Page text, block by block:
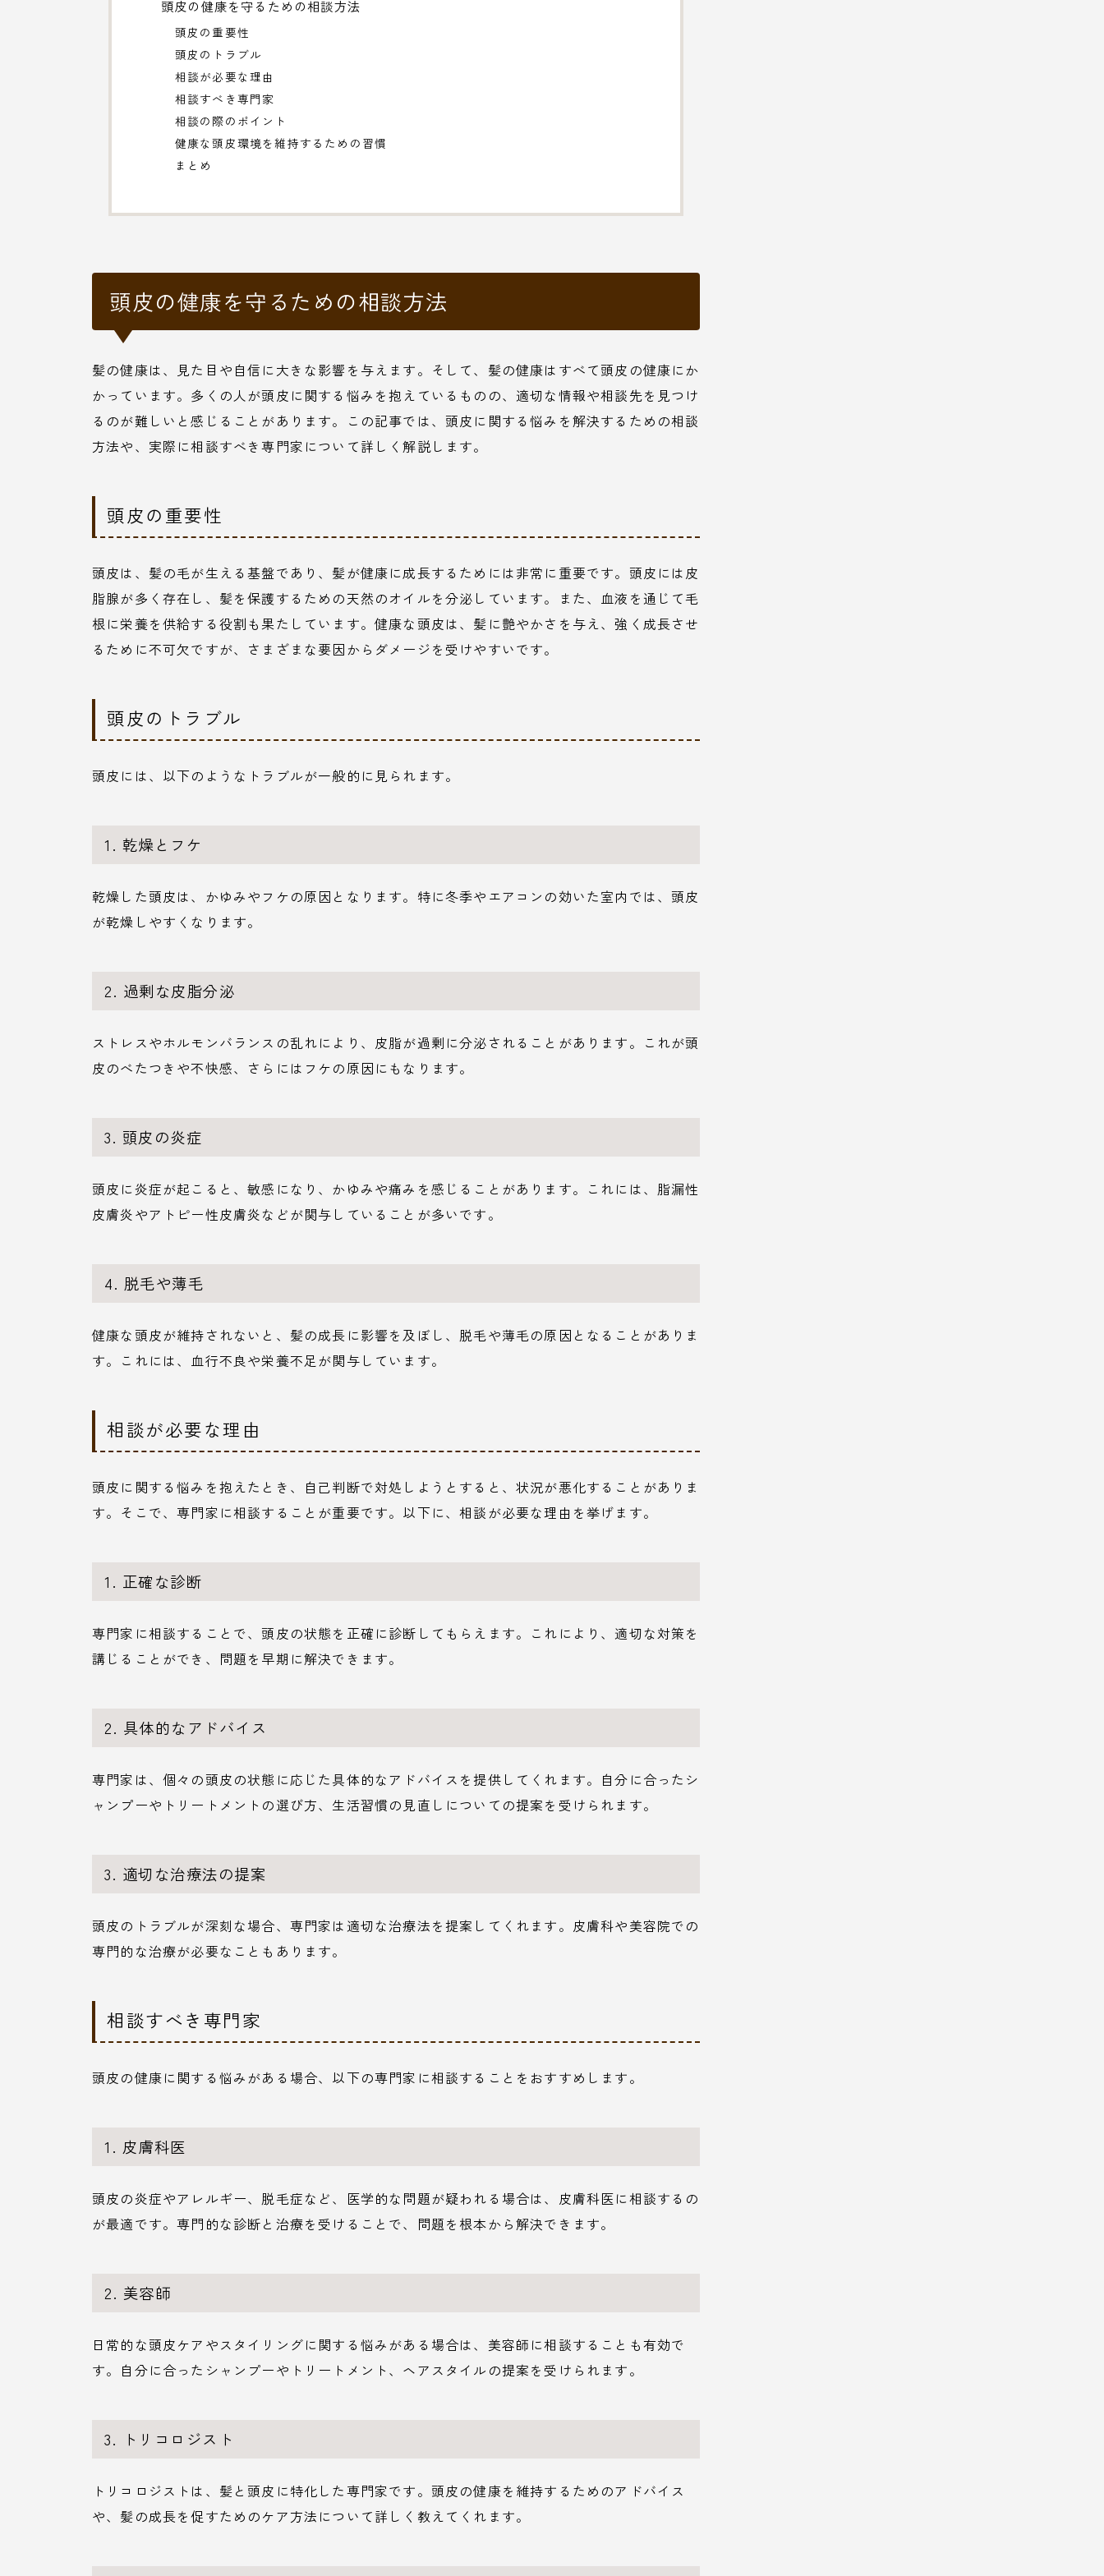
頭皮の健康を守るための相談方法
頭皮の重要性
頭皮のトラブル
相談が必要な理由
相談すべき専門家
相談の際のポイント
健康な頭皮環境を維持するための習慣
まとめ
頭皮の健康を守るための相談方法
髪の健康は、見た目や自信に大きな影響を与えます。そして、髪の健康はすべて頭皮の健康にか
かっています。多くの人が頭皮に関する悩みを抱えているものの、適切な情報や相談先を見つけ
るのが難しいと感じることがあります。この記事では、頭皮に関する悩みを解決するための相談
方法や、実際に相談すべき専門家について詳しく解説します。
頭皮の重要性
頭皮は、髪の毛が生える基盤であり、髪が健康に成長するためには非常に重要です。頭皮には皮
脂腺が多く存在し、髪を保護するための天然のオイルを分泌しています。また、血液を通じて毛
根に栄養を供給する役割も果たしています。健康な頭皮は、髪に艶やかさを与え、強く成長させ
るために不可欠ですが、さまざまな要因からダメージを受けやすいです。
頭皮のトラブル
頭皮には、以下のようなトラブルが一般的に見られます。
1. 乾燥とフケ
乾燥した頭皮は、かゆみやフケの原因となります。特に冬季やエアコンの効いた室内では、頭皮
が乾燥しやすくなります。
2. 過剰な皮脂分泌
ストレスやホルモンバランスの乱れにより、皮脂が過剰に分泌されることがあります。これが頭
皮のべたつきや不快感、さらにはフケの原因にもなります。
3. 頭皮の炎症
頭皮に炎症が起こると、敏感になり、かゆみや痛みを感じることがあります。これには、脂漏性
皮膚炎やアトピー性皮膚炎などが関与していることが多いです。
4. 脱毛や薄毛
健康な頭皮が維持されないと、髪の成長に影響を及ぼし、脱毛や薄毛の原因となることがありま
す。これには、血行不良や栄養不足が関与しています。
相談が必要な理由
頭皮に関する悩みを抱えたとき、自己判断で対処しようとすると、状況が悪化することがありま
す。そこで、専門家に相談することが重要です。以下に、相談が必要な理由を挙げます。
1. 正確な診断
専門家に相談することで、頭皮の状態を正確に診断してもらえます。これにより、適切な対策を
講じることができ、問題を早期に解決できます。
2. 具体的なアドバイス
専門家は、個々の頭皮の状態に応じた具体的なアドバイスを提供してくれます。自分に合ったシ
ャンプーやトリートメントの選び方、生活習慣の見直しについての提案を受けられます。
3. 適切な治療法の提案
頭皮のトラブルが深刻な場合、専門家は適切な治療法を提案してくれます。皮膚科や美容院での
専門的な治療が必要なこともあります。
相談すべき専門家
頭皮の健康に関する悩みがある場合、以下の専門家に相談することをおすすめします。
1. 皮膚科医
頭皮の炎症やアレルギー、脱毛症など、医学的な問題が疑われる場合は、皮膚科医に相談するの
が最適です。専門的な診断と治療を受けることで、問題を根本から解決できます。
2. 美容師
日常的な頭皮ケアやスタイリングに関する悩みがある場合は、美容師に相談することも有効で
す。自分に合ったシャンプーやトリートメント、ヘアスタイルの提案を受けられます。
3. トリコロジスト
トリコロジストは、髪と頭皮に特化した専門家です。頭皮の健康を維持するためのアドバイス
や、髪の成長を促すためのケア方法について詳しく教えてくれます。